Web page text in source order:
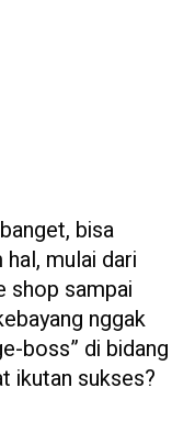
bisa
mulai dari
shop sampai
nggak
boss” di bidang
ikutan sukses?